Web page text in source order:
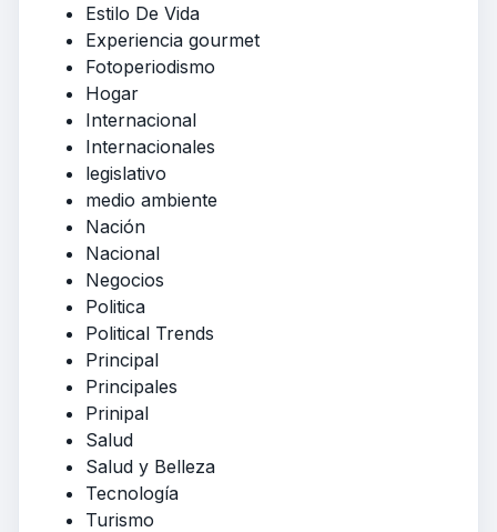
Estilo De Vida
Experiencia gourmet
Fotoperiodismo
Hogar
Internacional
Internacionales
legislativo
medio ambiente
Nación
Nacional
Negocios
Politica
Political Trends
Principal
Principales
Prinipal
Salud
Salud y Belleza
Tecnología
Turismo